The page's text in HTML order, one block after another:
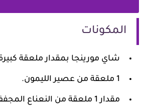
المكونات
شاي مورينجا بمقدار ملعقة
1 ملعقة من عصير الليمون.
مقدار 1 ملعقة من النعناع المجفف.